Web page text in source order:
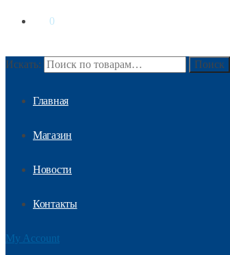
0
Искать: Поиск
Главная
Магазин
Новости
Контакты
My Account